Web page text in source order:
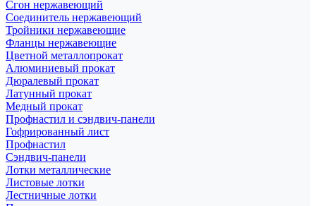
Сгон нержавеющий
Соединитель нержавеющий
Тройники нержавеющие
Фланцы нержавеющие
Цветной металлопрокат
Алюминиевый прокат
Дюралевый прокат
Латунный прокат
Медный прокат
Профнастил и сэндвич-панели
Гофрированный лист
Профнастил
Сэндвич-панели
Лотки металлические
Листовые лотки
Лестничные лотки